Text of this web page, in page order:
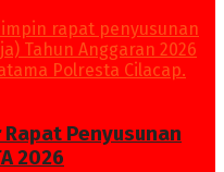
Penyusunan
2026